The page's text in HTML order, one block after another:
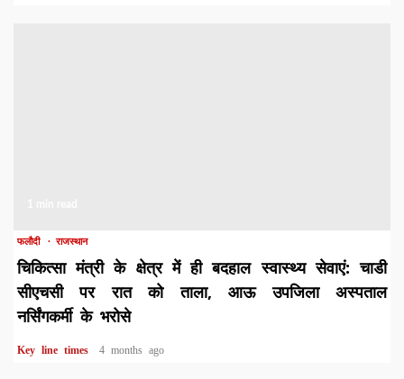
फलौदी राजस्थान
चिकित्सा मंत्री के क्षेत्र में ही बदहाल स्वास्थ्य सेवाएं: चाडी
सीएचसी पर रात को ताला, आऊ उपजिला अस्पताल
नर्सिंगकर्मी के भरोसे
Key line times 4 months ago